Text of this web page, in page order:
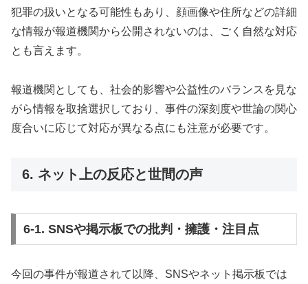
犯罪の扱いとなる可能性もあり、顔画像や住所などの詳細
な情報が報道機関から公開されないのは、ごく自然な対応
とも言えます。
報道機関としても、社会的影響や公益性のバランスを見な
がら情報を取捨選択しており、事件の深刻度や世論の関心
度合いに応じて対応が異なる点にも注意が必要です。
6. ネット上の反応と世間の声
6-1. SNSや掲示板での批判・擁護・注目点
今回の事件が報道されて以降、SNSやネット掲示板では